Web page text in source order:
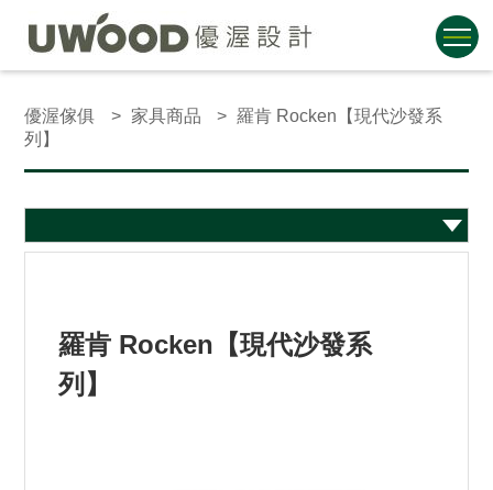
優渥傢俱 家具商品
羅肯 Rocken【現代沙發系
列】
羅肯 Rocken【現代沙發系
列】